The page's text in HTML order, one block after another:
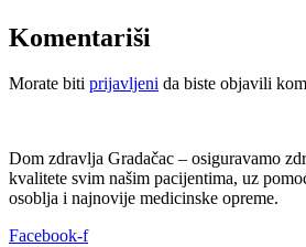
Komentariši
Morate biti prijavljeni da biste objavili
Dom zdravlja Gradačac – osiguravamo
kvalitete svim našim pacijentima, uz
osoblja i najnovije medicinske opreme.
Facebook-f